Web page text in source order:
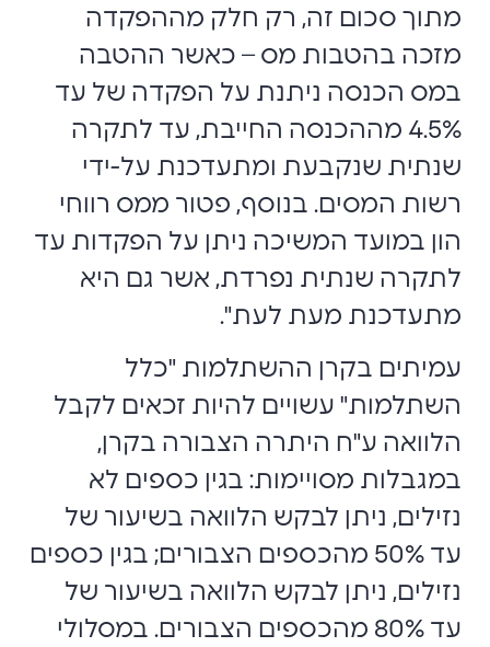
מתוך סכום זה, רק חלק מההפקדה
מזכה בהטבות מס – כאשר ההטבה
במס הכנסה ניתנת על הפקדה של עד
4.5% מההכנסה החייבת, עד לתקרה
שנתית שנקבעת ומתעדכנת על-ידי
רשות המסים. בנוסף, פטור ממס רווחי
הון במועד המשיכה ניתן על הפקדות עד
לתקרה שנתית נפרדת, אשר גם היא
מתעדכנת מעת לעת".
עמיתים בקרן ההשתלמות "כלל
השתלמות" עשויים להיות זכאים לקבל
הלוואה ע"ח היתרה הצבורה בקרן,
במגבלות מסויימות: בגין כספים לא
נזילים, ניתן לבקש הלוואה בשיעור של
עד 50% מהכספים הצבורים; בגין כספים
נזילים, ניתן לבקש הלוואה בשיעור של
עד 80% מהכספים הצבורים. במסלולי